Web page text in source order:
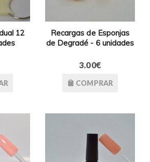
12
Recargas de Esponjas
de Degradé - 6 unidades
3.00€
COMPRAR